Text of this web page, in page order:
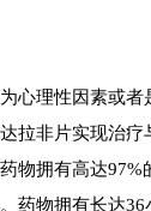
心理性因素或
拉非片实现治
物拥有高达
药物拥有长达